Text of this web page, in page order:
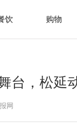
饮 购物
台，松延
网